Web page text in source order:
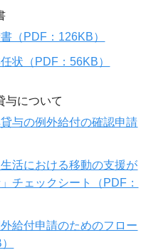
（PDF：126KB）
状（PDF：56KB）
与について
与の例外給付の確認申請
活における移動の支援が
チェックシート（PDF：
給付申請のためのフロー